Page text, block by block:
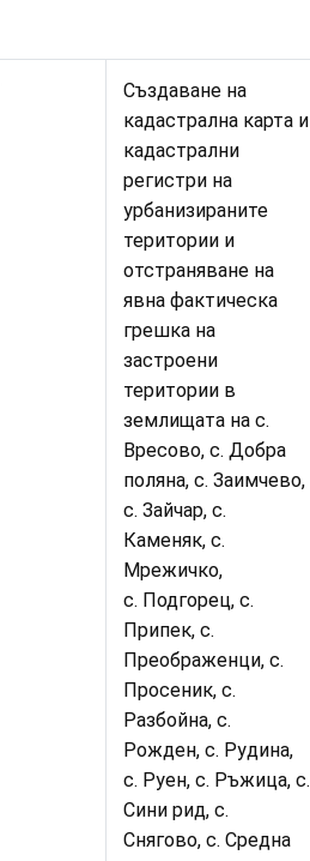
Създаване на
кадастрална карта и
кадастрални
регистри на
урбанизираните
териториии
отстраняване на
явна фактическа
грешка на
застроени
територии в
землищата на с.
Вресово, с. Добра
поляна, с. Заимчево,
с. Зайчар, с.
Каменяк, с.
Мрежичко,
с. Подгорец, с.
Припек, с.
Преображенци, с.
Просеник, с.
Разбойна, с.
Рожден, с. Рудина,
с. Руен, с. Ръжица, с.
Сини рид, с.
Снягово, с. Средна